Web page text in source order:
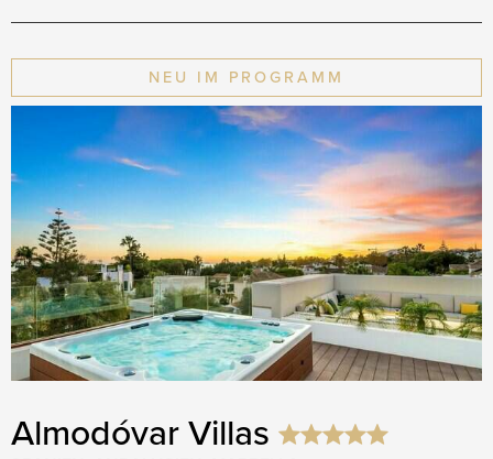
NEU IM PROGRAMM
Almodóvar Villas